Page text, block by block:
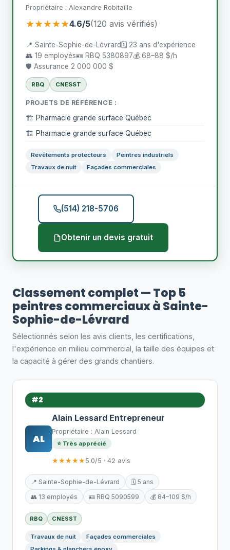
Propriétaire : Alexandre Robitaille
★★★★★4.6/5(120 avis vérifiés)
📍 Sainte-Sophie-de-Lévrard 🗓️ 23 ans d'expérience
👥 19 employés🪪 RBQ 5380897💰 68–88 $/h
🛡️ Assurance 2 000 000 $
RBQ CNESST
PROJETS DE RÉFÉRENCE :
🏗️ Pharmacie grande surface Québec
🏗️ Pharmacie grande surface Québec
Revêtements protecteurs
Peintres industriels
Travaux de nuit
Façades commerciales
(514) 218-5706
Obtenir un devis gratuit
Classement complet — Top 5
peintres commerciaux à Sainte-
Sophie-de-Lévrard
Sélectionnés selon les avis clients, les certifications,
l'expérience en milieu commercial, la taille des équipes et
la capacité à gérer des grands chantiers.
#2
AL
Alain Lessard Entrepreneur
Propriétaire : Alain Lessard
⭐ Très apprécié
★★★★★5.0/5 · 42 avis
📍 Sainte-Sophie-de-Lévrard
🗓️ 5 ans
👥 13 employés
🪪 RBQ 5090599 💰 84–109 $/h
RBQ CNESST
Travaux de nuit
Façades commerciales